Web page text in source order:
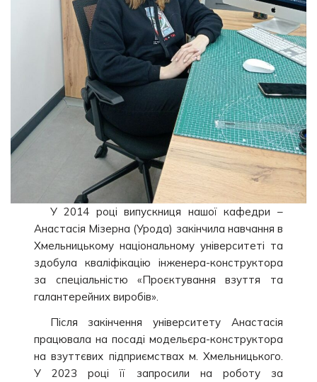
У 2014 році випускниця нашої кафедри –
Анастасія Мізерна (Урода) закінчила навчання в
Хмельницькому національному університеті та
здобула кваліфікацію інженера-конструктора
за спеціальністю «Проєктування взуття та
галантерейних виробів».
Після закінчення університету Анастасія
працювала на посаді модельєра-конструктора
на взуттєвих підприємствах м. Хмельницького.
У 2023 році її запросили на роботу за